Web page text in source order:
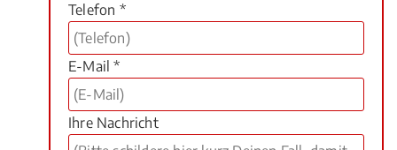
Telefon *
E-Mail *
Ihre Nachricht